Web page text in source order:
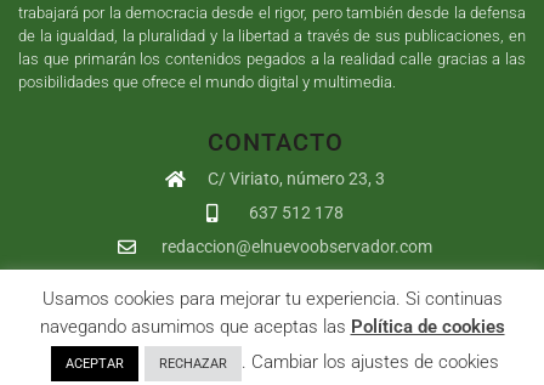
trabajará por la democracia desde el rigor, pero también desde la defensa
de la igualdad, la pluralidad y la libertad a través de sus publicaciones, en
las que primarán los contenidos pegados a la realidad calle gracias a las
posibilidades que ofrece el mundo digital y multimedia.
CONTACTO
C/ Viriato, número 23, 3
637 512 178
redaccion@elnuevoobservador.com
Copyright ©2026 El Nuevo Observador | Sumurdigital Diseño web
yDesarrollo| All Rights Reserved |
Privacidad|Política de cookies|User
Usamos cookies para mejorar tu experiencia. Si continuas
navegando asumimos que aceptas las Política de cookies
ACEPTAR RECHAZAR . Cambiar los ajustes de cookies